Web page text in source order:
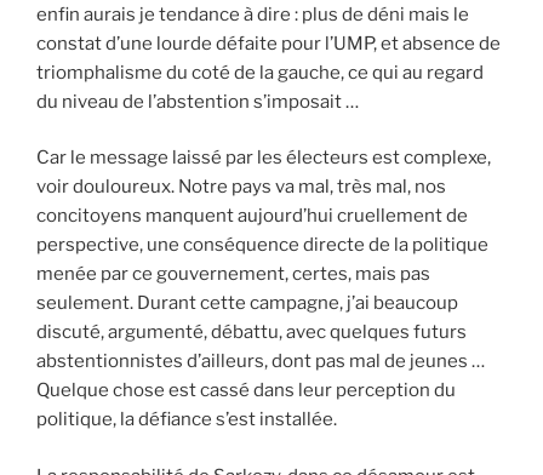
enfin aurais je tendance à dire : plus de déni mais le
constat d’une lourde défaite pour l’UMP, et absence de
triomphalisme du coté de la gauche, ce qui au regard
du niveau de l’abstention s’imposait …
Car le message laissé par les électeurs est complexe,
voir douloureux. Notre pays va mal, très mal, nos
concitoyens manquent aujourd’hui cruellement de
perspective, une conséquence directe de la politique
menée par ce gouvernement, certes, mais pas
seulement. Durant cette campagne, j’ai beaucoup
discuté, argumenté, débattu, avec quelques futurs
abstentionnistes d’ailleurs, dont pas mal de jeunes …
Quelque chose est cassé dans leur perception du
politique, la défiance s’est installée.